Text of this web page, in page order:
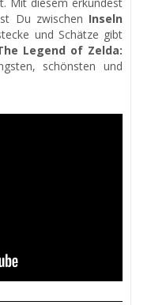
Du zwischen Inseln
und Schätze gibt
Legend of Zelda:
schönsten und